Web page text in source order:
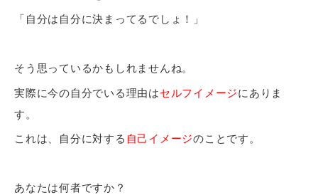
「自分は自分に決まってるでしょ！」
そう思っているかもしれませんね。
実際に今の自分でいる理由はセルフイメージにありま
す。
これは、自分に対する 自己イメージのことです。
あなたは何者ですか？